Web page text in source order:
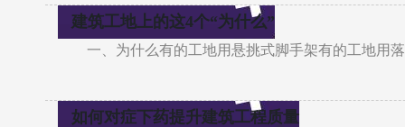
建筑工地上的这4个“为什么”
一、为什么有的工地用悬挑式脚手架有的工地用
如何对症下药提升建筑工程质量